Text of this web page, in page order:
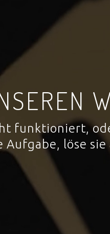
funktioniert,
löse sie